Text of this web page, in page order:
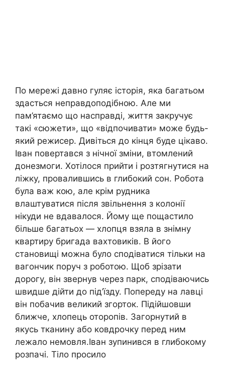
По мережі давно гуляє історія, яка багатьом
здасться неправдоподібною. Але ми
пам’ятаємо що насправді, життя закручує
такі «сюжети», що «відпочивати» може будь-
який режисер. Дивіться до кінця буде цікаво.
Іван повертався з нічної зміни, втомлений
донезмоги. Хотілося прийти і розтягнутися на
ліжку, провалившись в глибокий сон. Робота
була важ кою, але крім рудника
влаштуватися після звільнення з колонії
нікуди не вдавалося. Йому ще пощастило
більше багатьох — хлопця взяла в знімну
квартиру бригада вахтовиків. В його
становищі можна було сподіватися тільки на
вагончик поруч з роботою. Щоб зрізати
дорогу, він звернув через парк, сподіваючись
швидше дійти до під’їзду. Попереду на лавці
він побачив великий згорток. Підійшовши
ближче, хлопець оторопів. Загорнутий в
якусь тканину або ковдрочку перед ним
лежало немовля.Іван зупинився в глибокому
розпачі. Тіло просило